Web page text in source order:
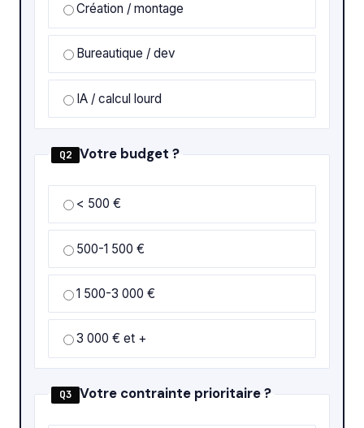
Création / montage
Bureautique / dev
IA / calcul lourd
Q2 Votre budget ?
< 500 €
500-1 500 €
1 500-3 000 €
3 000 € et +
Q3 Votre contrainte prioritaire ?